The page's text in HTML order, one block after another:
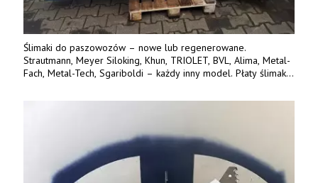
Ślimaki do paszowozów – nowe lub regenerowane.
Strautmann, Meyer Siloking, Khun, TRIOLET, BVL, Alima, Metal-
Fach, Metal-Tech, Sgariboldi – każdy inny model. Płaty ślimaka
– 15 lub 18 mm. Możliwa wymiana i dowóz na miejsce – cała